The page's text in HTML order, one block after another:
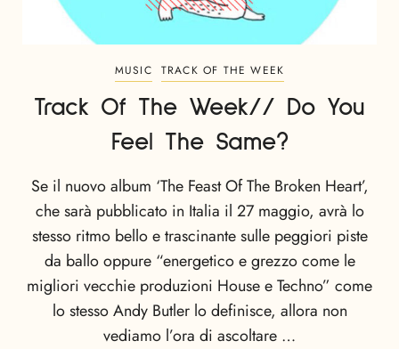
MUSIC TRACK OF THE WEEK
Track Of The Week// Do You
Feel The Same?
Se il nuovo album ‘The Feast Of The Broken Heart’,
che sarà pubblicato in Italia il 27 maggio, avrà lo
stesso ritmo bello e trascinante sulle peggiori piste
da ballo oppure “energetico e grezzo come le
migliori vecchie produzioni House e Techno” come
lo stesso Andy Butler lo definisce, allora non
vediamo l’ora di ascoltare …